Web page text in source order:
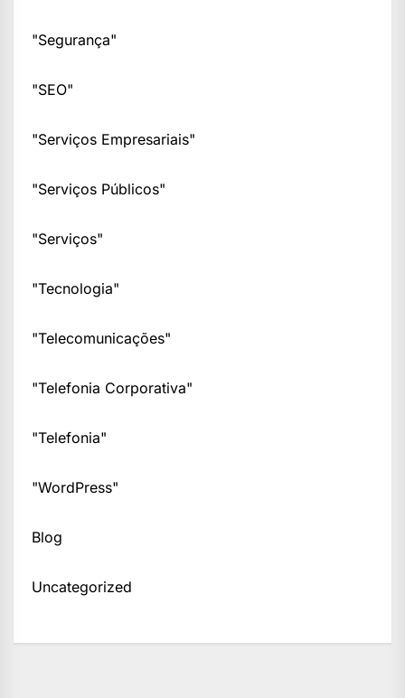
"Segurança"
"SEO"
"Serviços Empresariais"
"Serviços Públicos"
"Serviços"
"Tecnologia"
"Telecomunicações"
"Telefonia Corporativa"
"Telefonia"
"WordPress"
Blog
Uncategorized